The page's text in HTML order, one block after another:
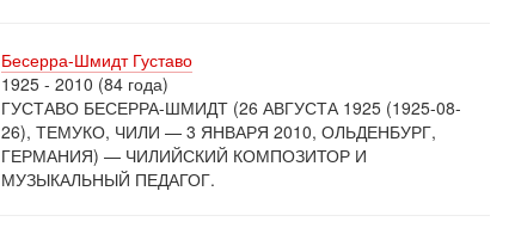
Бесерра-Шмидт Густаво
1925 - 2010 (84 года)
ГУСТАВО БЕСЕРРА-ШМИДТ (26 АВГУСТА 1925 (1925-08-
26), ТЕМУКО, ЧИЛИ — 3 ЯНВАРЯ 2010, ОЛЬДЕНБУРГ,
ГЕРМАНИЯ) — ЧИЛИЙСКИЙ КОМПОЗИТОР И
МУЗЫКАЛЬНЫЙ ПЕДАГОГ.